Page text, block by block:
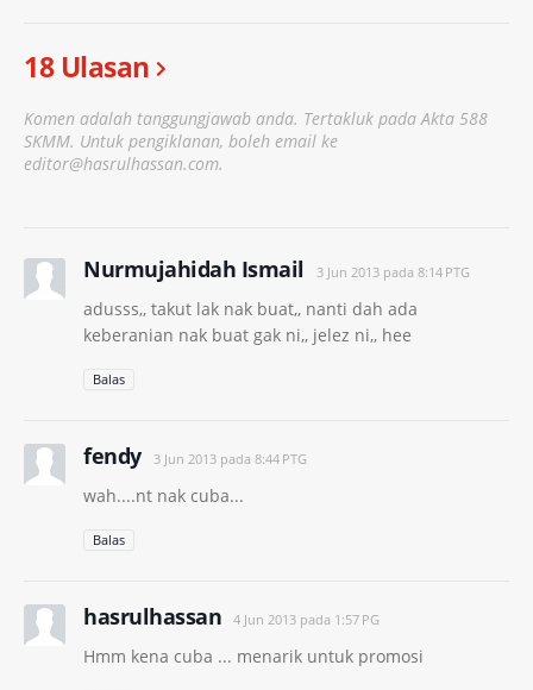
18 Ulasan
Komen adalah tanggungjawab anda. Tertakluk pada Akta 588
SKMM. Untuk pengiklanan, boleh email ke
editor@hasrulhassan.com.
Nurmujahidah Ismail 3 Jun 2013 pada 8:14 PTG
adusss,, takut lak nak buat,, nanti dah ada
keberanian nak buat gak ni,, jelez ni,, hee
Balas
fendy 3 Jun 2013 pada 8:44 PTG
wah....nt nak cuba...
Balas
hasrulhassan 4 Jun 2013 pada 1:57 PG
Hmm kena cuba ... menarik untuk promosi